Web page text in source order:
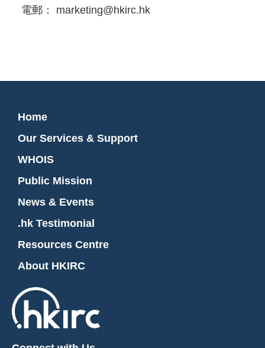
電郵： marketing@hkirc.hk
Home
Our Services & Support
WHOIS
Public Mission
News & Events
.hk Testimonial
Resources Centre
About HKIRC